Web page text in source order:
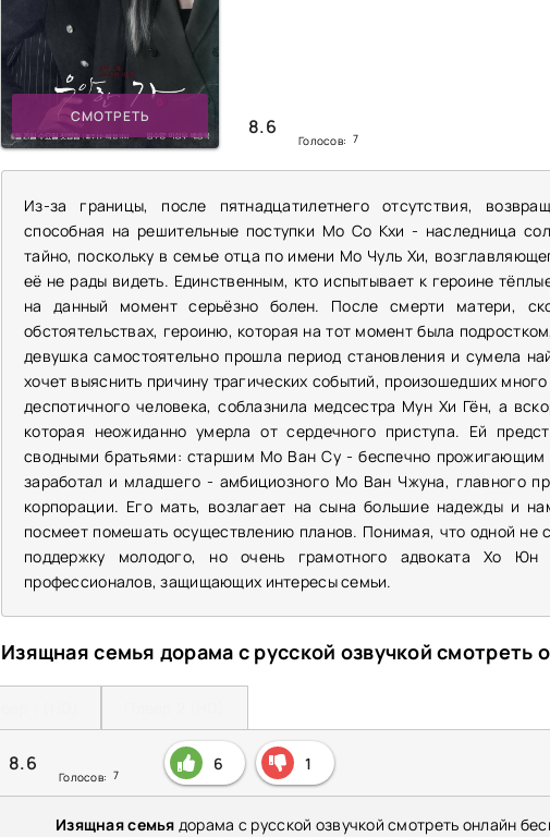
СМОТРЕТЬ 8.6
Голосов: 7
Из-за границы, после пятнадцатилетнего отсутствия,
способная на решительные поступки Мо Со Кхи - наследница
тайно, поскольку в семье отца по имени Мо Чуль Хи,
её не рады видеть. Единственным, кто испытывает к героине
на данный момент серьёзно болен. После смерти матери,
обстоятельствах, героиню, которая на тот момент была
девушка самостоятельно прошла период становления и сумела
хочет выяснить причину трагических событий, произошедших
деспотичного человека, соблазнила медсестра Мун Хи Гён, а
которая неожиданно умерла от сердечного приступа. Ей
сводными братьями: старшим Мо Ван Су - беспечно прожигающим
заработал и младшего - амбициозного Мо Ван Чжуна, главного
корпорации. Его мать, возлагает на сына большие надежды и
посмеет помешать осуществлению планов. Понимая, что одной не
поддержку молодого, но очень грамотного адвоката Хо
профессионалов, защищающих интересы семьи.
Изящная семья дорама с русской озвучкой смотреть
8.6
Голосов: 7
6 1
Изящная семья дорама с русской озвучкой смотреть онлайн